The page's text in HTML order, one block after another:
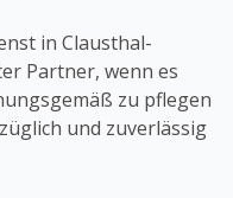
in Clausthal-
Partner, wenn es
zu pflegen
und zuverlässig